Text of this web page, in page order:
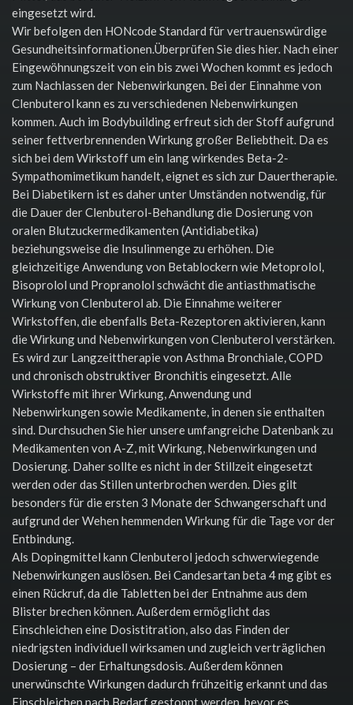
eingesetzt wird.
Wir befolgen den HONcode Standard für vertrauenswürdige
Gesundheitsinformationen.Überprüfen Sie dies hier. Nach einer
Eingewöhnungszeit von ein bis zwei Wochen kommt es jedoch
zum Nachlassen der Nebenwirkungen. Bei der Einnahme von
Clenbuterol kann es zu verschiedenen Nebenwirkungen
kommen. Auch im Bodybuilding erfreut sich der Stoff aufgrund
seiner fettverbrennenden Wirkung großer Beliebtheit. Da es
sich bei dem Wirkstoff um ein lang wirkendes Beta-2-
Sympathomimetikum handelt, eignet es sich zur Dauertherapie.
Bei Diabetikern ist es daher unter Umständen notwendig, für
die Dauer der Clenbuterol-Behandlung die Dosierung von
oralen Blutzuckermedikamenten (Antidiabetika)
beziehungsweise die Insulinmenge zu erhöhen. Die
gleichzeitige Anwendung von Betablockern wie Metoprolol,
Bisoprolol und Propranolol schwächt die antiasthmatische
Wirkung von Clenbuterol ab. Die Einnahme weiterer
Wirkstoffen, die ebenfalls Beta-Rezeptoren aktivieren, kann
die Wirkung und Nebenwirkungen von Clenbuterol verstärken.
Es wird zur Langzeittherapie von Asthma Bronchiale, COPD
und chronisch obstruktiver Bronchitis eingesetzt. Alle
Wirkstoffe mit ihrer Wirkung, Anwendung und
Nebenwirkungen sowie Medikamente, in denen sie enthalten
sind. Durchsuchen Sie hier unsere umfangreiche Datenbank zu
Medikamenten von A-Z, mit Wirkung, Nebenwirkungen und
Dosierung. Daher sollte es nicht in der Stillzeit eingesetzt
werden oder das Stillen unterbrochen werden. Dies gilt
besonders für die ersten 3 Monate der Schwangerschaft und
aufgrund der Wehen hemmenden Wirkung für die Tage vor der
Entbindung.
Als Dopingmittel kann Clenbuterol jedoch schwerwiegende
Nebenwirkungen auslösen. Bei Candesartan beta 4 mg gibt es
einen Rückruf, da die Tabletten bei der Entnahme aus dem
Blister brechen können. Außerdem ermöglicht das
Einschleichen eine Dosistitration, also das Finden der
niedrigsten individuell wirksamen und zugleich verträglichen
Dosierung – der Erhaltungsdosis. Außerdem können
unerwünschte Wirkungen dadurch frühzeitig erkannt und das
Einschleichen nach Bedarf gestoppt werden, bevor es